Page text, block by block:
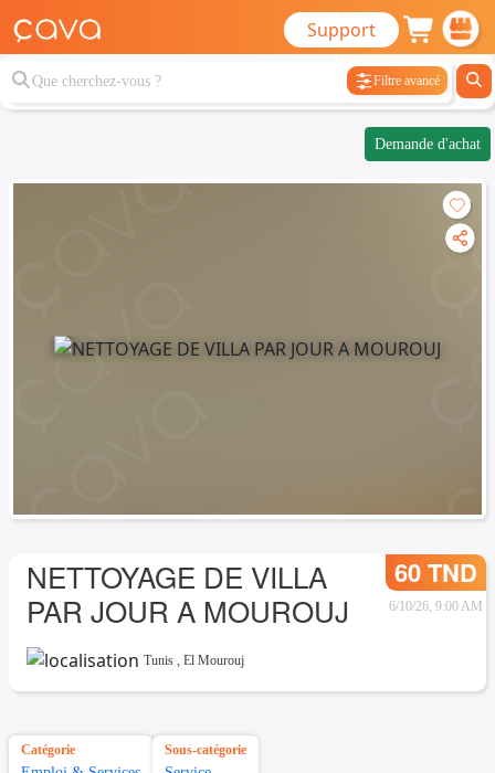
Support
Filtre avancé
Demande d'achat
NETTOYAGE DE VILLA
PAR JOUR A MOUROUJ
60 TND
6/10/26, 9:00 AM
Tunis , El Mourouj
Catégorie Sous-catégorie